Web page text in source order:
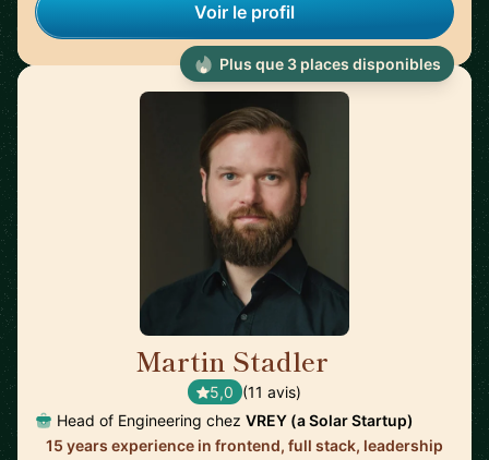
Voir le profil
Martin Stadler
5,0 (11 avis)
Head of Engineering chez VREY (a Solar Startup)
15 years experience in frontend, full stack, leadership
Plus que 3 places disponibles